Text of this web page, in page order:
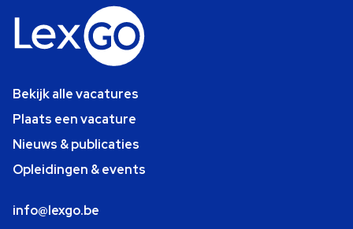
Bekijk alle vacatures
Plaats een vacature
Nieuws & publicaties
Opleidingen & events
info@lexgo.be